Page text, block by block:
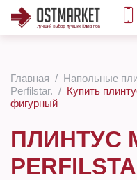
Главная Напольные
Perfilstar.
Купить
фигурный
ПЛИНТУС